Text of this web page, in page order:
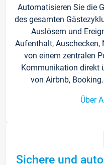
Automatisieren Sie die
des gesamten
Auslösern und
Aufenthalt, Auschecken,
von einem zentralen
Kommunikation direkt
von Airbnb,
Über
Sichere und